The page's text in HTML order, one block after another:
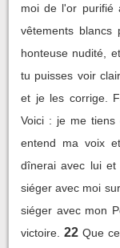
moi de l'or purifié
vêtements
honteuse nudité,
tu puisses voir clair.
et je les corrige.
Voici : je me
entend ma voix
dînerai avec lui et
siéger avec moi
siéger avec mon
victoire. 22 Que